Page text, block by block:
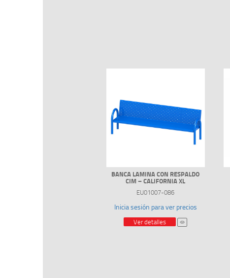
BANCA LAMINA CON RESPALDO
CIM – CALIFORNIA XL
EU01007-086
Inicia sesión para ver precios
Ver detalles